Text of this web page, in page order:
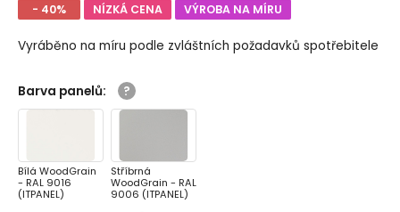
- 40% NÍZKÁ CENA VÝROBA NA MÍRU
Vyráběno na míru podle zvláštních požadavků spotřebitele
Barva panelů:
Bílá WoodGrain
- RAL 9016
(ITPANEL)
Stříbrná
WoodGrain - RAL
9006 (ITPANEL)